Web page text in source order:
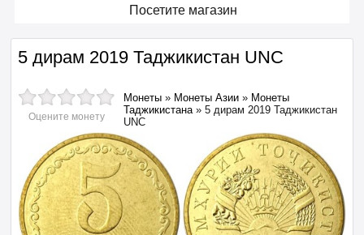
Посетите магазин
5 дирам 2019 Таджикистан UNC
Оцените монету
Монеты » Монеты Азии » Монеты
Таджикистана» 5 дирам 2019 Таджикистан
UNC